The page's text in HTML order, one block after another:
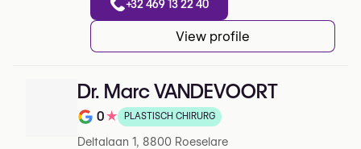
+32 469 13 22 40
View profile
Dr. Marc VANDEVOORT
Note de 0 sur 5 sur Google
0★ PLASTISCH CHIRURG
Deltalaan 1, 8800 Roeselare